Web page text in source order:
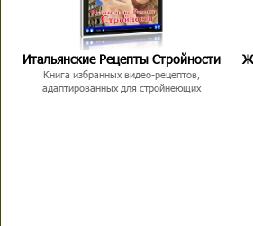
Итальянские Рецепты Стройности
Книга избранных видео-рецептов,
адаптированных для стройнеющих